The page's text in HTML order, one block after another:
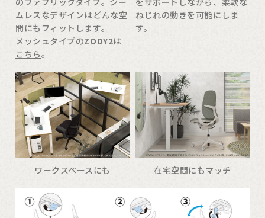
ムレスなデザインはどんな空
間にもフィットします。
メッシュタイプのZODY2は
こちら。
ねじれの動きを可能にしま
す。
ワークスペースにも 在宅空間にもマッチ